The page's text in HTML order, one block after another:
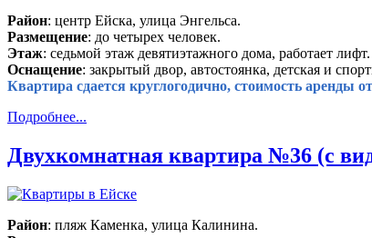
Район: центр Ейска, улица Энгельса.
Размещение: до четырех человек.
Этаж: седьмой этаж девятиэтажного дома, работает лифт.
Оснащение: закрытый двор, автостоянка, детская и
Квартира сдается круглогодично, стоимость аренды
Подробнее...
Двухкомнатная квартира №36 (с
Район: пляж Каменка, улица Калинина.